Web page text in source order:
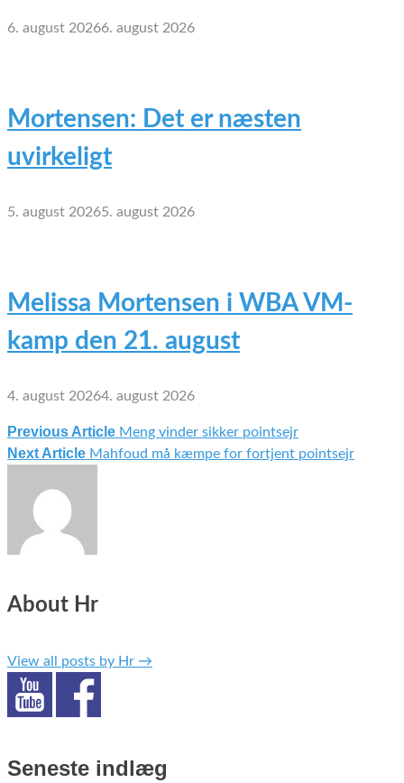
6. august 20266. august 2026
Mortensen: Det er næsten
uvirkeligt
5. august 20265. august 2026
Melissa Mortensen i WBA VM-
kamp den 21. august
4. august 20264. august 2026
Indlægsnavigation
Previous Article Meng vinder sikker pointsejr
Next Article Mahfoud må kæmpe for fortjent pointsejr
About Hr
View all posts by Hr →
Seneste indlæg